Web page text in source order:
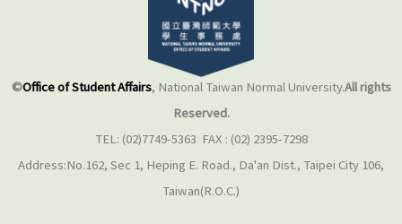
©Office of Student Affairs, National Taiwan Normal University.All rights
Reserved.
TEL: (02)7749-5363 FAX : (02) 2395-7298
Address:No.162, Sec 1, Heping E. Road., Da'an Dist., Taipei City 106,
Taiwan(R.O.C.)